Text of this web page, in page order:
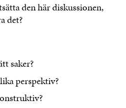
den här diskussionen,
det?
saker?
perspektiv?